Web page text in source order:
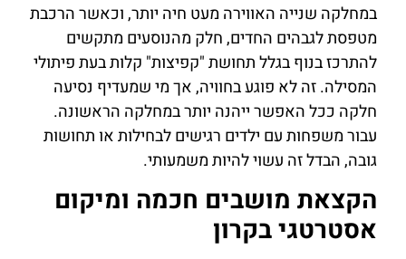
במחלקה שנייה האווירה מעט חיה יותר, וכאשר הרכבת
מטפסת לגבהים החדים, חלק מהנוסעים מתקשים
להתרכז בנוף בגלל תחושת "קפיצות" קלות בעת פיתולי
המסילה. זה לא פוגע בחוויה, אך מי שמעדיף נסיעה
חלקה ככל האפשר ייהנה יותר במחלקה הראשונה.
עבור משפחות עם ילדים רגישים לבחילות או תחושות
גובה, הבדל זה עשוי להיות משמעותי.
הקצאת מושבים חכמה ומיקום
אסטרטגי בקרון